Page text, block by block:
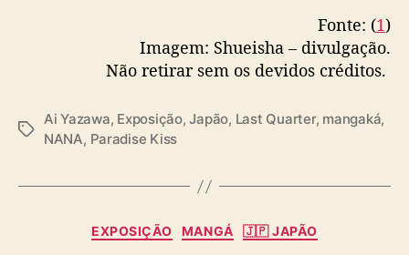
Fonte: (1)
Imagem: Shueisha – divulgação.
Não retirar sem os devidos créditos.
T
s
Ai Yazawa, Exposição,Japão, Last Quarter, mangaká,
NANA, Paradise Kiss
C
EXPOSIÇÃO MANGÁ 🇯🇵 JAPÃO